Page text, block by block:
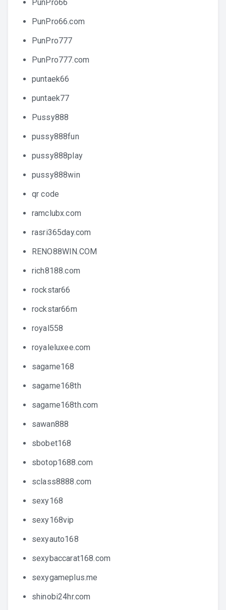
PunPro66
PunPro66.com
PunPro777
PunPro777.com
puntaek66
puntaek77
Pussy888
pussy888fun
pussy888play
pussy888win
qr code
ramclubx.com
rasri365day.com
RENO88WIN.COM
rich8188.com
rockstar66
rockstar66m
royal558
royaleluxee.com
sagame168
sagame168th
sagame168th.com
sawan888
sbobet168
sbotop1688.com
sclass8888.com
sexy168
sexy168vip
sexyauto168
sexybaccarat168.com
sexygameplus.me
shinobi24hr.com